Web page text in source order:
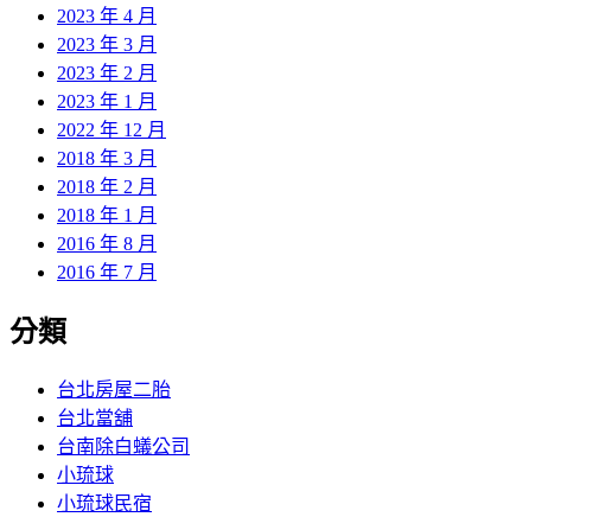
2023 年 4 月
2023 年 3 月
2023 年 2 月
2023 年 1 月
2022 年 12 月
2018 年 3 月
2018 年 2 月
2018 年 1 月
2016 年 8 月
2016 年 7 月
分類
台北房屋二胎
台北當舖
台南除白蟻公司
小琉球
小琉球民宿